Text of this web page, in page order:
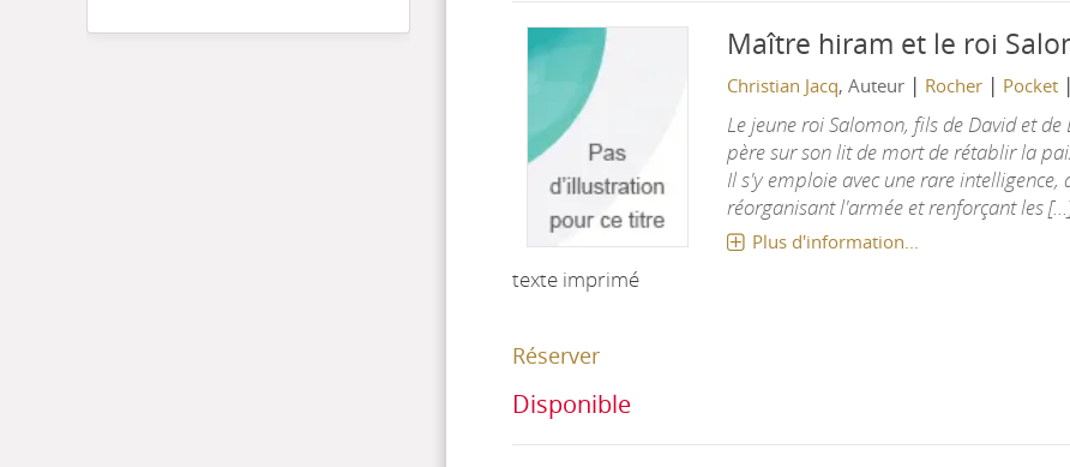
texte imprimé
Maître hiram et le roi
Christian Jacq, Auteur | Rocher| Pocket|
Le jeune roi Salomon, fils de David et
père sur son lit de mort de rétablir la
Il s'y emploie avec une rare intelligence,
réorganisant l'armée et renforçant les
Plus d'information...
Réserver
Disponible